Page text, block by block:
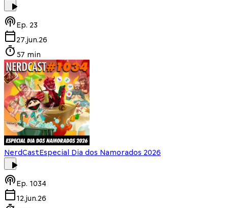
Ep. 23
27.jun.26
57 min
NerdCastEspecial Dia dos Namorados 2026
Ep. 1034
12.jun.26